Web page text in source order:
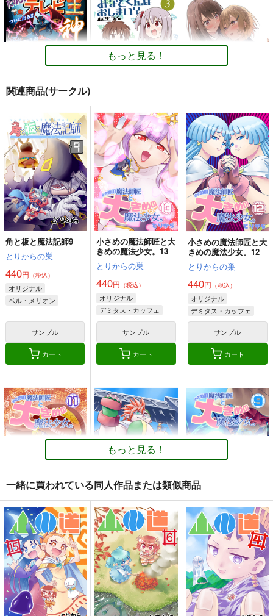
たのしいテレビ王6月
号
ハチプロデザイン
220円（税込）
オリジナル ゲッP-X
サンプル
カート
みなとくんはおしま
い？３
GRINP
550円（税込）
オリジナル
千川みなと
桜田ゆうた
サンプル
カート
サークル「ユーリカ」
百合アンソロジー３
不埒な契約×君色ステ
ラリウム
ユーリカ
330円（税込）
オリジナル
サンプル
カート
サークル「ユーリカ」
百合アンソロジー２
告白のすきまで×木枯
らしのルーチェ
ユーリカ
330 （税込）
同人作家がクリスタだ
けで作る同人誌の表紙
デザイン
壱番地
1,100円（税込）
オリジナル
台所
乱痴気事虫所
110円（税込）
オリジナル
もっと見る！
関連商品(サークル)
角と板と魔法記師9
とりからの巣
440円 （税込）
オリジナル
ベル・メリオン
ホワイト
サンプル
カート
小さめの魔法師匠と大
きめの魔法少女。13
とりからの巣
440円 （税込）
オリジナル
デミタス・カッフェ
マフィン・フラガ
ハルナス・アイザラ
サンプル
カート
小さめの魔法師匠と大
きめの魔法少女。12
とりからの巣
440円 （税込）
オリジナル
デミタス・カッフェ
マフィン・フラガ
ハルナス・アイザラ
サンプル
カート
小さめの魔法師匠と大
きめの魔法少女。11
とりからの巣
440円（税込）
オリジナル
デミタス・カッフェ
マフィン・フラガ
ハルナス・アイザラ
サンプル
小さめの魔法師匠と大
きめの魔法少女。10
とりからの巣
440円（税込）
オリジナル
デミタス・カッフェ
マフィン・フラガ
ハルナス・アイザラ
サンプル
小さめの魔法師匠と大
きめの魔法少女。9
とりからの巣
440円 （税込）
オリジナル
デミタス・カッフェ
マフィン・フラガ
ハルナス・アイザラ
サンプル
もっと見る！
一緒に買われている同人作品または類似商品